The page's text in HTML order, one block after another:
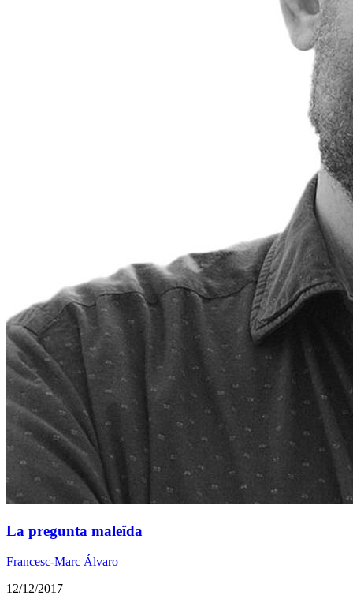
La pregunta maleïda
Francesc-Marc Álvaro
12/12/2017